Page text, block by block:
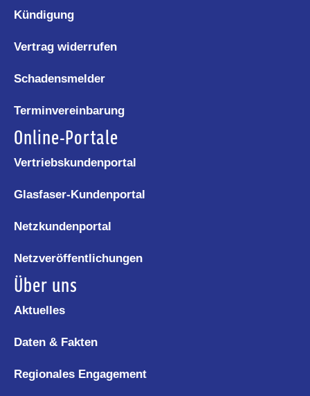
Kündigung
Vertrag widerrufen
Schadensmelder
Terminvereinbarung
Online-Portale
Vertriebskundenportal
Glasfaser-Kundenportal
Netzkundenportal
Netzveröffentlichungen
Über uns
Aktuelles
Daten & Fakten
Regionales Engagement